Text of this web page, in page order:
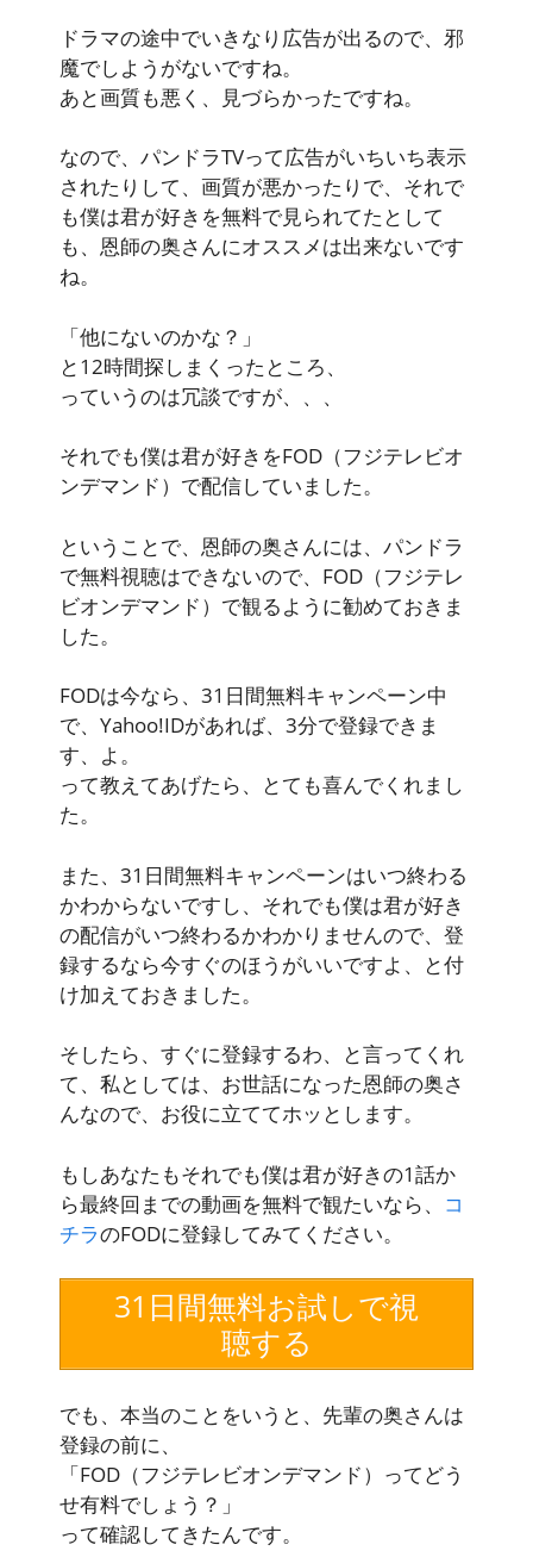
ドラマの途中でいきなり広告が出るので、邪
魔でしようがないですね。
あと画質も悪く、見づらかったですね。
なので、 パンドラTVって広告がいちいち表示
されたりして、画質が悪かったりで、それで
も僕は君が好きを無料で見られてたとして
も、恩師の奥さんにオススメは出来ないです
ね。
「他にないのかな？」
と12時間探しまくったところ、
っていうのは冗談ですが、、、
それでも僕は君が好きをFOD（フジテレビオ
ンデマンド） で配信していました。
ということで、恩師の奥さんには、パンドラ
で無料視聴はできないので、 FOD（フジテレ
ビオンデマンド） で観るように勧めておきま
した。
FODは今なら、31日間無料キャンペーン中
で、Yahoo!IDがあれば、3分で登録できま
す、よ。
って教えてあげたら、とても喜んでくれまし
た。
また、31日間無料キャンペーンはいつ終わる
かわからないですし、それでも僕は君が好き
の配信がいつ終わるかわかりませんので、登
録するなら今すぐのほうがいいですよ、と付
け加えておきました。
そしたら、すぐに登録するわ、と言ってくれ
て、私としては、お世話になった恩師の奥さ
んなので、お役に立ててホッとします。
もしあなたもそれでも僕は君が好きの1話か
ら最終回までの動画を無料で観たいなら、 コ
チラのFODに登録してみてください。
31日間無料お試しで視
聴する
でも、本当のことをいうと、先輩の奥さんは
登録の前に、
「FOD（フジテレビオンデマンド）ってどう
せ有料でしょう？」
って確認してきたんです。